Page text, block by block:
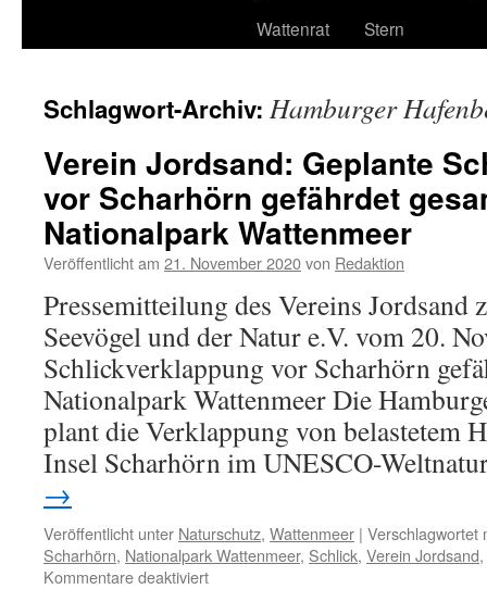
Wattenrat
Stern
Schlagwort-Archiv: Hamburger
Verein Jordsand: Geplante
vor Scharhörn gefährdet
Nationalpark Wattenmeer
Veröffentlicht am 21. November 2020von Redaktion
Pressemitteilung des Vereins Jordsand
Seevögel und der Natur e.V. vom 20.
Schlickverklappung vor Scharhörn
Nationalpark Wattenmeer Die
plant die Verklappung von belastetem
Insel Scharhörn im UNESCO-
→
Veröffentlicht unter Naturschutz, Wattenmeer | Verschlagwortet
Scharhörn, Nationalpark Wattenmeer, Schlick, Verein Jordsand,
Kommentare deaktiviertfür